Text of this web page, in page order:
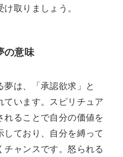
取りましょう。
の意味
夢は、「承認欲求」と
ています。スピリチュア
れることで自分の価値を
しており、自分を縛って
チャンスです。怒られる